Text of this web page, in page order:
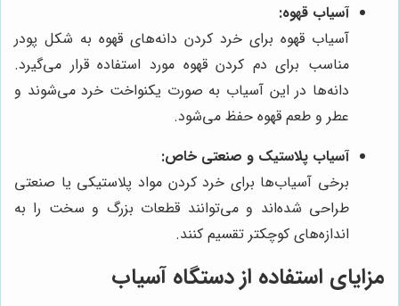
آسیاب قهوه:
آسیاب قهوه برای خرد کردن دانه‌های قهوه به شکل پودر
مناسب برای دم کردن قهوه مورد استفاده قرار می‌گیرد.
دانه‌ها در این آسیاب به صورت یکنواخت خرد می‌شوند و
عطر و طعم قهوه حفظ می‌شود.
آسیاب پلاستیک و صنعتی خاص:
برخی آسیاب‌ها برای خرد کردن مواد پلاستیکی یا صنعتی
طراحی شده‌اند و می‌توانند قطعات بزرگ و سخت را به
اندازه‌های کوچکتر تقسیم کنند.
مزایای استفاده از دستگاه آسیاب